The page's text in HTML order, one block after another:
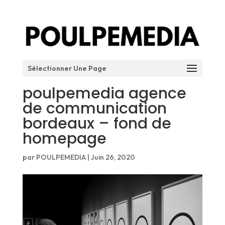
Sélectionner Une Page
poulpemedia agence
de communication
bordeaux – fond de
homepage
par POULPEMEDIA| Juin 26, 2020